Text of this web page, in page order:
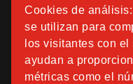
Cookies de
se utilizan para
los visitantes con
ayudan a
métricas como el